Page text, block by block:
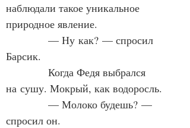
наблюдали такое уникальное
природное явление.
— Ну как? — спросил
Барсик.
Когда Федя выбрался
на сушу. Мокрый, как водоросль.
— Молоко будешь? —
спросил он.